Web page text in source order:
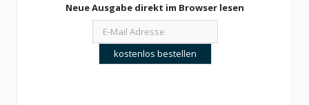
Neue Ausgabe direkt im Browser lesen